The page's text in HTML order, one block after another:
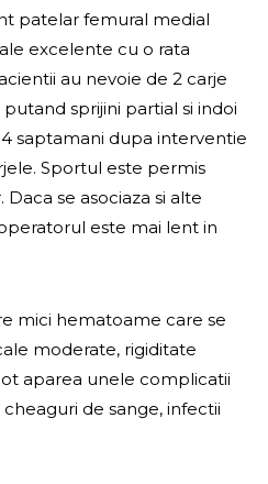
patelar femural medial
excelente cu o rata
au nevoie de 2 carje
sprijini partial si indoi
saptamani dupa interventie
Sportul este permis
se asociaza si alte
este mai lent in
mici hematoame care se
moderate, rigiditate
aparea unele complicatii
de sange, infectii